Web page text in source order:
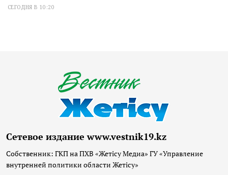
СЕГОДНЯ В 10:20
Сетевое издание www.vestnik19.kz
Собственник: ГКП на ПХВ «Жетісу Медиа» ГУ «Управление
внутренней политики области Жетісу»